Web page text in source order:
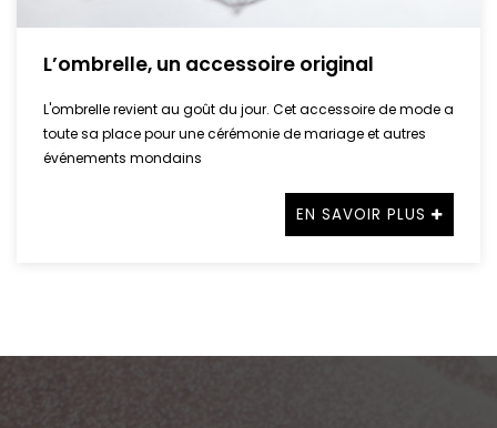
L’ombrelle, un accessoire original
L'ombrelle revient au goût du jour. Cet accessoire de mode a
toute sa place pour une cérémonie de mariage et autres
événements mondains
EN SAVOIR PLUS